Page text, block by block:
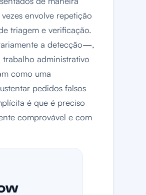
envolve repetição
triagem e verificação.
a detecção—,
administrativo
como uma
pedidos falsos
é que é preciso
comprovável e com